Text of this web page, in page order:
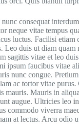
consequat
neque vitae tempus
luctus. Facilisi etiam
Leo duis ut diam quam
sagittis vitae et leo
ipsum faucibus vitae
nunc congue.
ac tortor vitae purus.
mauris. Mauris in
augue. Ultricies leo
commodo viverra
at lectus. Arcu odio